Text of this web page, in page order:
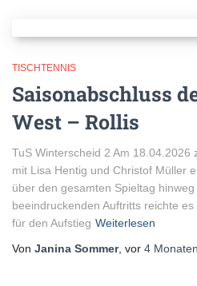
TISCHTENNIS
Saisonabschluss
West – Rollis
TuS Winterscheid 2 Am
mit Lisa Hentig und Christof Müller
über den gesamten Spieltag
beeindruckenden Auftritts reichte
für den Aufstieg Weiterlesen
Von Janina Sommer, vor 4 Monaten